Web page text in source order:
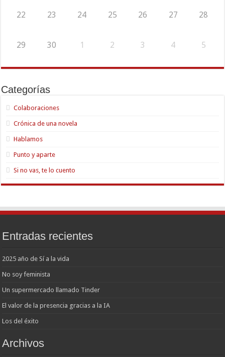
22 23 24 25 26 27 28
29 30 1 2 3 4 5
Categorías
Colaboraciones
Crónica de una novela
Hablamos
Punto y aparte
Si no vas, te lo cuento
Entradas recientes
2025 año de Sí a la vida
No soy feminista
Un supermercado llamado Tinder
El valor de la presencia gracias a la IA
Los del éxito
Archivos